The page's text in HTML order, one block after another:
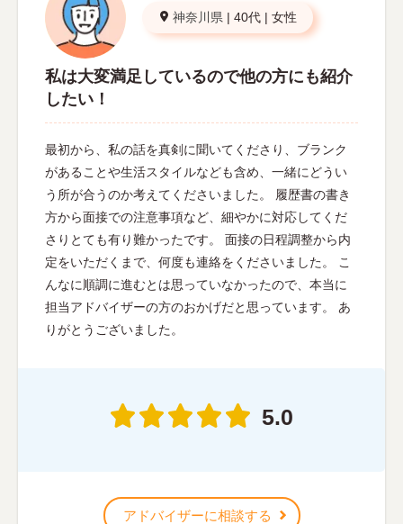
神奈川県 | 40代 | 女性
私は大変満足しているので他の方にも紹介
したい！
最初から、私の話を真剣に聞いてくださり、ブランク
があることや生活スタイルなども含め、一緒にどうい
う所が合うのか考えてくださいました。 履歴書の書き
方から面接での注意事項など、細やかに対応してくだ
さりとても有り難かったです。 面接の日程調整から内
定をいただくまで、何度も連絡をくださいました。 こ
んなに順調に進むとは思っていなかったので、本当に
担当アドバイザーの方のおかげだと思っています。 あ
りがとうございました。
5.0
アドバイザーに相談する